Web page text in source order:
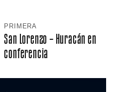
PRIMERA
San Lorenzo – Huracán en
conferencia